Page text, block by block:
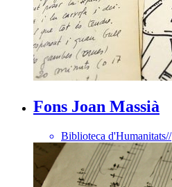
Fons Joan Massià
Biblioteca d'Humanitats//